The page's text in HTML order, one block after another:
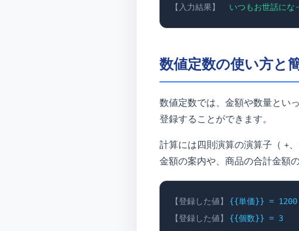
【入力結果】
いつもお世話にな
数値定数の使い方と
数値定数では、金額や数量とい
登録することができます。
計算には四則演算の演算子（ +、
金額の案内や、商品の合計金額
【登録した値】
{{単価}} = 1200
【登録した値】
{{個数}} = 3